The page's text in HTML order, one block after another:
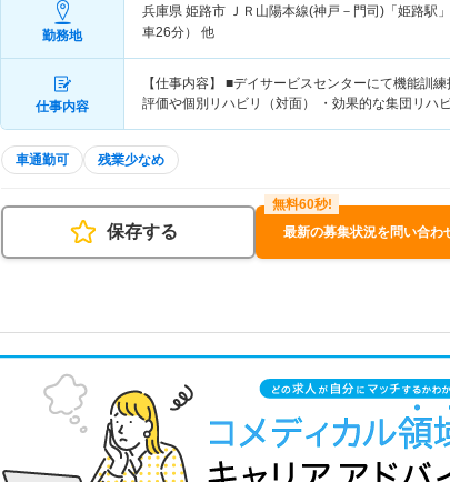
勤務地
兵庫県 姫路市 ＪＲ山陽本線(神戸－門司)「姫路駅
車26分） 他
仕事内容
【仕事内容】 ■デイサービスセンターにて機能訓
評価や個別リハビリ（対面） ・効果的な集団リハ
車通勤可 残業少なめ
保存する 最新の募集状況を問い合わ